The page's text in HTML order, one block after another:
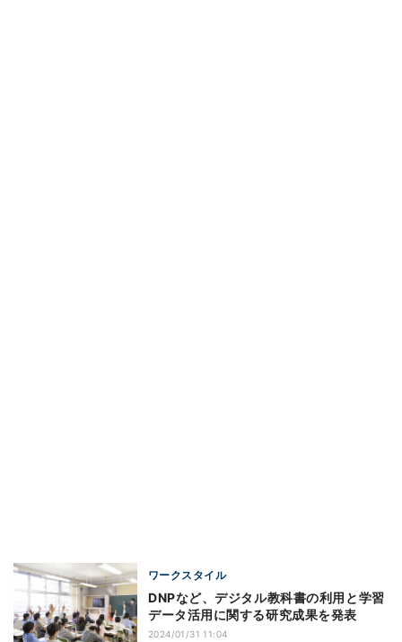
ワークスタイル
DNPなど、デジタル教科書の利用と学習
データ活用に関する研究成果を発表
2024/01/31 11:04